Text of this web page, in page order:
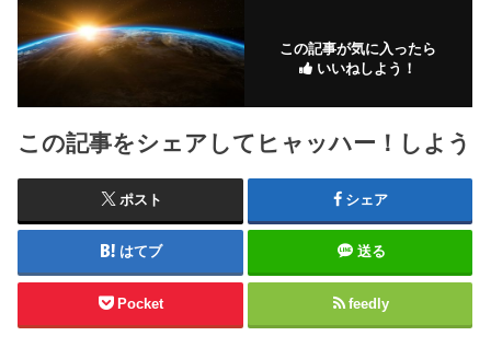
この記事が気に入ったら
いいねしよう！
この記事をシェアしてヒャッハー！しよう
ポスト シェア
はてブ 送る
Pocket feedly